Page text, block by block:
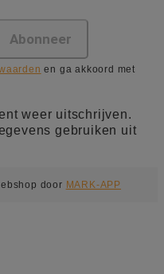
en ga akkoord met
weer uitschrijven.
gebruiken uit
door MARK-APP